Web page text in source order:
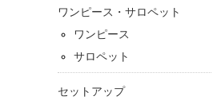
ワンピース・サロペット
ワンピース
サロペット
セットアップ